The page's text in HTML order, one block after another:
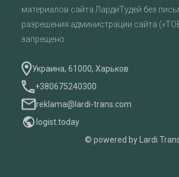
материалов сайта ЛардиТудей без
разрешения администрации сайта
запрещено.
Украина, 61000, Харьков
+380675240300
reklama@lardi-trans.com
logist.today
© powered by Lardi